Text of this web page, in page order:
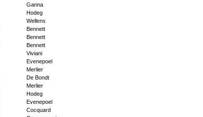
Ganna
Hodeg
Wellens
Bennett
Bennett
Bennett
Viviani
Evenepoel
Merlier
De Bondt
Merlier
Hodeg
Evenepoel
Cocquard